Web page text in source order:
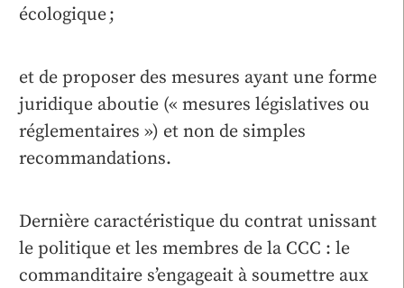
écologique ;
et de proposer des mesures ayant une forme
juridique aboutie (« mesures législatives ou
réglementaires ») et non de simples
recommandations.
Dernière caractéristique du contrat unissant
le politique et les membres de la CCC : le
commanditaire s’engageait à soumettre aux